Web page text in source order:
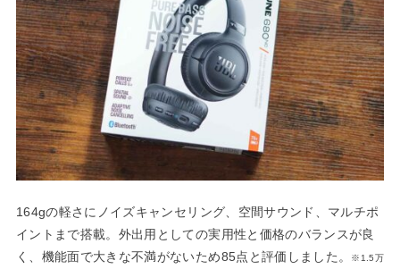
164gの軽さにノイズキャンセリング、空間サウンド、マルチポ
イントまで搭載。外出用としての実用性と価格のバランスが良
く、機能面で大きな不満がないため85点と評価しました。
※1.5万